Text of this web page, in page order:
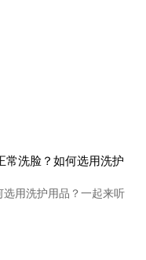
常洗脸？如何选用洗护
用洗护用品？一起来听